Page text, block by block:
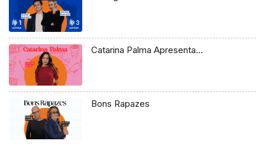
Catarina Palma Apresenta…
Bons Rapazes